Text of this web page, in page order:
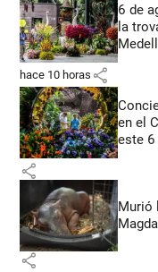
6 de
la
hace 10 horas share
en el
este 6
share
Murió
share